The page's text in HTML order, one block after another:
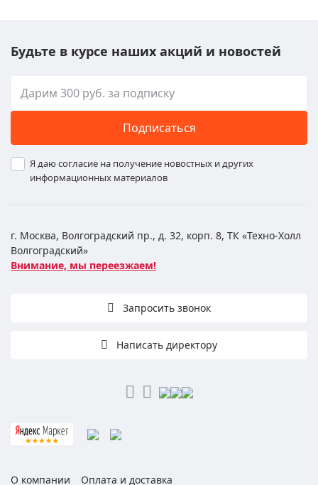
Будьте в курсе наших акций и новостей
Подписаться
Я даю согласие на получение новостных и других
информационных материалов
г. Москва, Волгоградский пр., д. 32, корп. 8, ТК «Техно-Холл
Волгоградский»
Внимание, мы переезжаем!
Запросить звонок
Написать директору
О компании Оплата и доставка